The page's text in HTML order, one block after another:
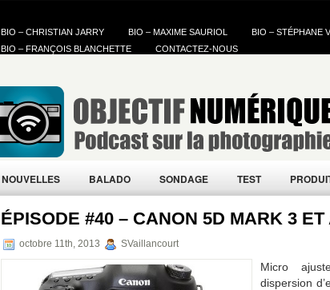
BIO – CHRISTIAN JARRY BIO – MAXIME SAURIOL
BIO – STÉPHANE
BIO – FRANÇOIS BLANCHETTE
CONTACTEZ-NOUS
NOUVELLES BALADO SONDAGE TEST
ÉPISODE #40 – CANON 5D MARK 3
octobre 11th, 2013 SVaillancourt
Micro
dispersion